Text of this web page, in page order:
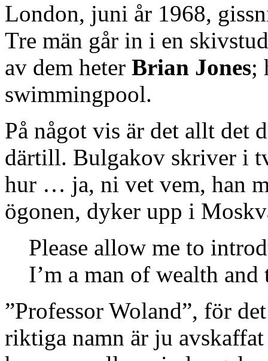
London, juni år 1968,
Tre män går in i en
av dem heter Brian Jones;
swimmingpool.
På något vis är det allt det
därtill. Bulgakov skriver i
hur … ja, ni vet vem, han
ögonen, dyker upp i
Please allow me to
I’m a man of wealth and
”Professor Woland”, för
riktiga namn är ju